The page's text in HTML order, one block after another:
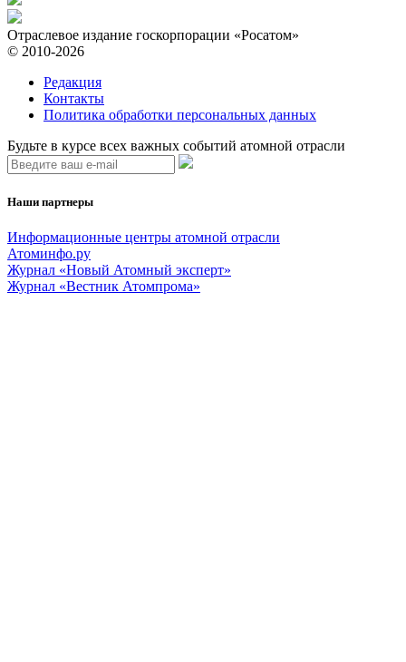
Отраслевое издание госкорпорации «Росатом»
© 2010-2026
Редакция
Контакты
Политика обработки персональных данных
Будьте в курсе всех важных событий атомной отрасли
Наши партнеры
Информационные центры атомной отрасли
Атоминфо.ру
Журнал «Новый Атомный эксперт»
Журнал «Вестник Атомпрома»